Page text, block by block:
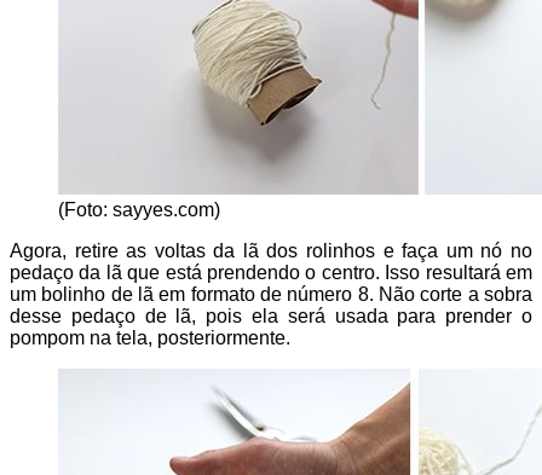
(Foto: sayyes.com)
Agora, retire as voltas da lã dos rolinhos e faça um nó no
pedaço da lã que está prendendo o centro. Isso resultará em
um bolinho de lã em formato de número 8. Não corte a sobra
desse pedaço de lã, pois ela será usada para prender o
pompom na tela, posteriormente.